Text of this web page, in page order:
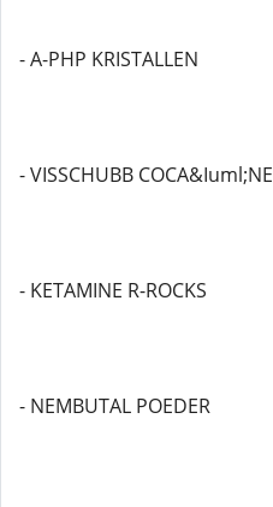
- A-PHP KRISTALLEN
- VISSCHUBB COCA&Iuml;NE
- KETAMINE R-ROCKS
- NEMBUTAL POEDER